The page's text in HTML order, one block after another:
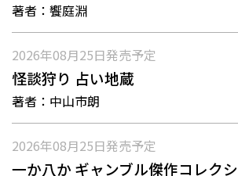
著者： 饗庭淵
2026年08月25日発売予定
怪談狩り 占い地蔵
著者： 中山市朗
2026年08月25日発売予定
一か八か ギャンブル傑作コレク